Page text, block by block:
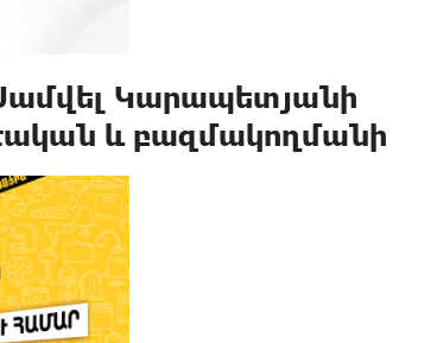
Կարապետյանի
և բազմակողմանի